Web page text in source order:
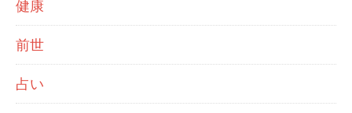
健康
前世
占い